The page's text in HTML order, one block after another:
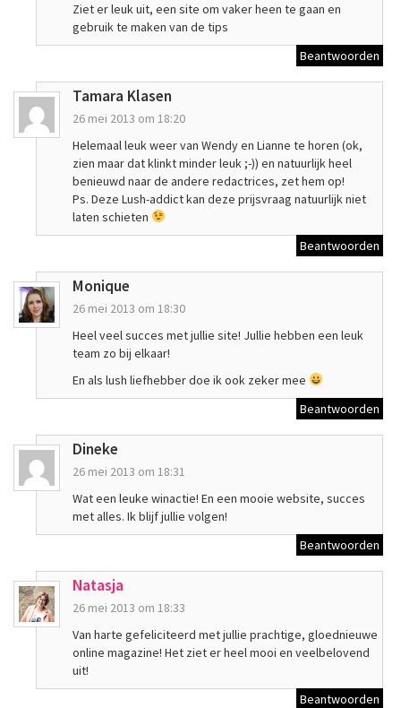
Ziet er leuk uit, een site om vaker heen te gaan en
gebruik te maken van de tips
Beantwoorden
Tamara Klasen
26 mei 2013 om 18:20
Helemaal leuk weer van Wendy en Lianne te horen (ok,
zien maar dat klinkt minder leuk ;-)) en natuurlijk heel
benieuwd naar de andere redactrices, zet hem op!
Ps. Deze Lush-addict kan deze prijsvraag natuurlijk niet
laten schieten
Beantwoorden
Monique
26 mei 2013 om 18:30
Heel veel succes met jullie site! Jullie hebben een leuk
team zo bij elkaar!
En als lush liefhebber doe ik ook zeker mee
Beantwoorden
Dineke
26 mei 2013 om 18:31
Wat een leuke winactie! En een mooie website, succes
met alles. Ik blijf jullie volgen!
Beantwoorden
Natasja
26 mei 2013 om 18:33
Van harte gefeliciteerd met jullie prachtige, gloednieuwe
online magazine! Het ziet er heel mooi en veelbelovend
uit!
Beantwoorden